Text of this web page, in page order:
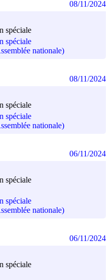
spéciale
spéciale
nationale)
08/11/2024
spéciale
spéciale
nationale)
08/11/2024
spéciale
spéciale
nationale)
06/11/2024
spéciale
06/11/2024